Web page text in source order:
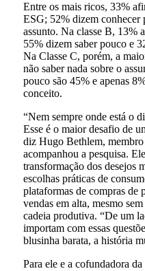
Entre os mais ricos, 33%
ESG; 52% dizem conhecer
assunto. Na classe B, 13%
55% dizem saber pouco e
Na Classe C, porém, a
não saber nada sobre o
pouco são 45% e apenas
conceito.
“Nem sempre onde está o
Esse é o maior desafio de
diz Hugo Bethlem,
acompanhou a pesquisa.
transformação dos desejos
escolhas práticas de
plataformas de compras de
vendas em alta, mesmo
cadeia produtiva. “De um
importam com essas
blusinha barata, a história
Para ele e a cofundadora